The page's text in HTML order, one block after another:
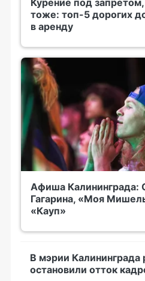
Курение под
тоже: топ-5 дорогих
в аренду
Афиша Калининграда:
Гагарина, «Моя
«Кауп»
В мэрии Калининграда
остановили отток